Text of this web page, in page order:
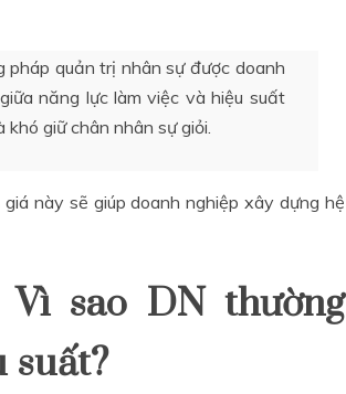
pháp quản trị nhân sự được doanh
năng lực làm việc và hiệu suất
giữ chân nhân sự giỏi.
này sẽ giúp doanh nghiệp xây dựng hệ
sao DN thường
suất?